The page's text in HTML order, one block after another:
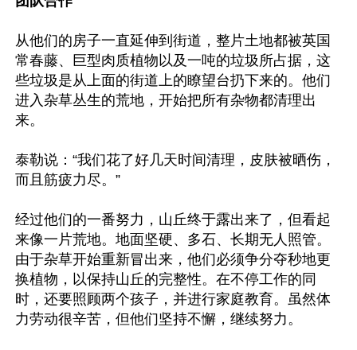
从他们的房子一直延伸到街道，整片土地都被英国
常春藤、巨型肉质植物以及一吨的垃圾所占据，这
些垃圾是从上面的街道上的瞭望台扔下来的。他们
进入杂草丛生的荒地，开始把所有杂物都清理出
来。
泰勒说：“我们花了好几天时间清理，皮肤被晒伤，
而且筋疲力尽。”
经过他们的一番努力，山丘终于露出来了，但看起
来像一片荒地。地面坚硬、多石、长期无人照管。
由于杂草开始重新冒出来，他们必须争分夺秒地更
换植物，以保持山丘的完整性。在不停工作的同
时，还要照顾两个孩子，并进行家庭教育。虽然体
力劳动很辛苦，但他们坚持不懈，继续努力。